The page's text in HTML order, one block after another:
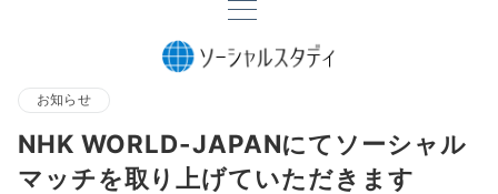
お知らせ
NHK WORLD-JAPANにてソーシャル
マッチを取り上げていただきます